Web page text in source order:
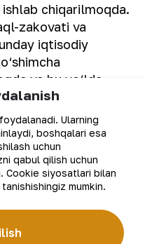
chiqarilmoqda.
zakovati va
iqtisodiy
va bu yo‘lda
AJ Matbuot xizmati.
Ularning
boshqalari esa
uchun
qabul qilish uchun
Cookie siyosatlari bilan
mumkin.